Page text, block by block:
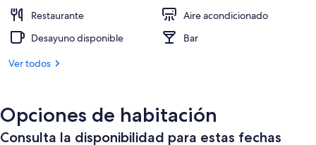
Restaurante
Aire acondicionado
Desayuno disponible
Bar
Ver todos
Opciones de habitación
Consulta la disponibilidad para estas fechas